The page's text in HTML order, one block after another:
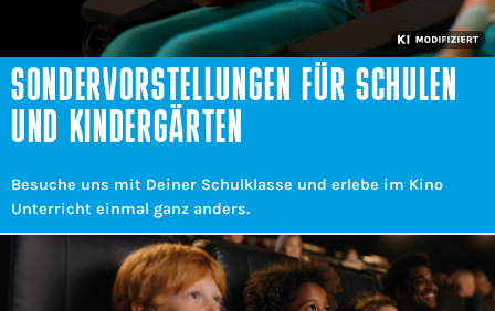
SONDERVORSTELLUNGEN FÜR SCHULEN
UND KINDERGÄRTEN
Besuche uns mit Deiner Schulklasse und erlebe im Kino
Unterricht einmal ganz anders.